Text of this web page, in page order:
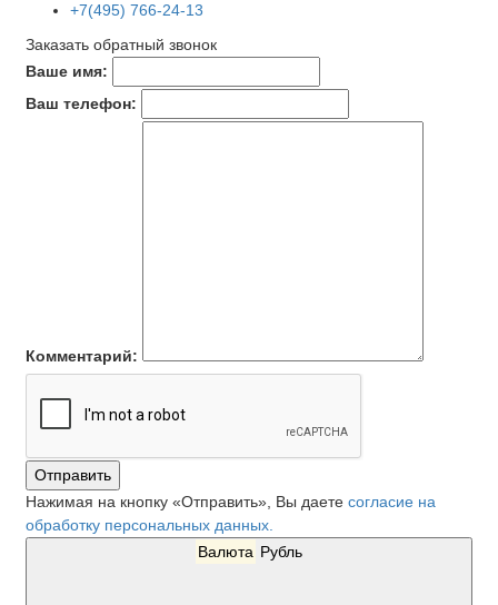
+7(495) 766-24-13
Заказать обратный звонок
Ваше имя:
Ваш телефон:
Комментарий:
Отправить
Нажимая на кнопку «Отправить», Вы даете согласие на
обработку персональных данных.
Валюта Рубль